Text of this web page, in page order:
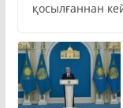
қосылғаннан